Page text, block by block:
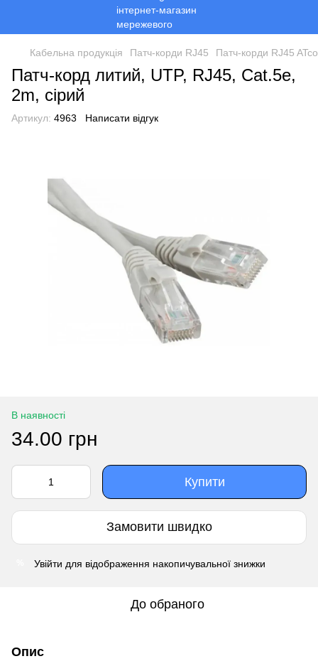
Кабельна продукція Патч-корди RJ45 Патч-корди RJ45
Патч-корд литий, UTP, RJ45, Cat.5e,
2m, сірий
Артикул: 4963 Написати відгук
В наявності
34.00 грн
Купити
Замовити швидко
Увійти для відображення накопичувальної знижки
До обраного
Опис